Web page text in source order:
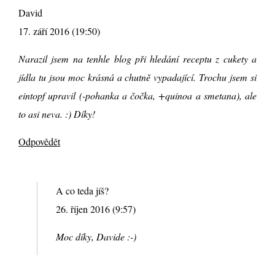
David
17. září 2016 (19:50)
Narazil jsem na tenhle blog při hledání receptu z cukety a
jídla tu jsou moc krásná a chutně vypadající. Trochu jsem si
eintopf upravil (-pohanka a čočka, +quinoa a smetana), ale
to asi neva. :) Díky!
Odpovědět
A co teda jíš?
26. říjen 2016 (9:57)
Moc díky, Davide :-)